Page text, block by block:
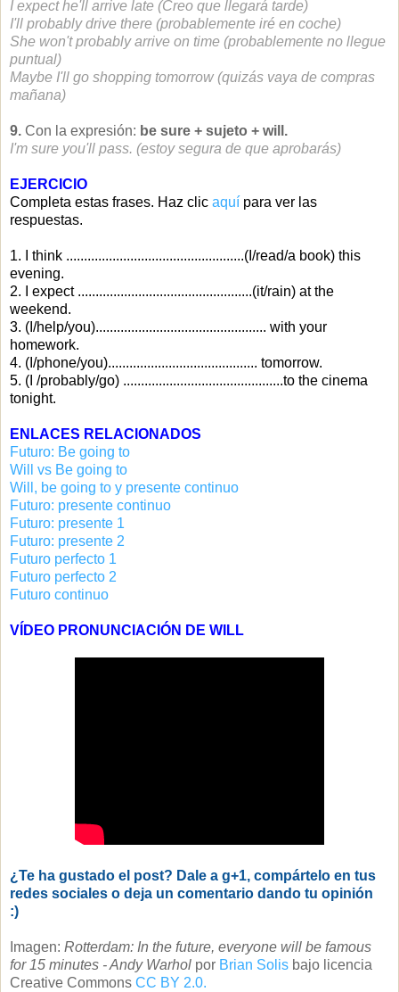
I expect he'll arrive late (Creo que llegará tarde)
I'll probably drive there (probablemente iré en coche)
She won't probably arrive on time (probablemente no llegue
puntual)
Maybe I'll go shopping tomorrow (quizás vaya de compras
mañana)
9.Con la expresión: be sure + sujeto + will.
I'm sure you'll pass. (estoy segura de que aprobarás)
EJERCICIO
Completa estas frases. Haz clicaquí para ver las
respuestas.
1. I think ..................................................(I/read/a book) this
evening.
2. I expect .................................................(it/rain) at the
weekend.
3. (I/help/you)................................................ with your
homework.
4. (I/phone/you).......................................... tomorrow.
5. (I /probably/go) .............................................to the cinema
tonight.
ENLACES RELACIONADOS
Futuro: Be going to
Will vs Be going to
Will, be going to y presente continuo
Futuro: presente continuo
Futuro: presente 1
Futuro: presente 2
Futuro perfecto 1
Futuro perfecto 2
Futuro continuo
VÍDEO PRONUNCIACIÓN DE WILL
¿Te ha gustado el post? Dale a g+1, compártelo en tus
redes sociales o deja un comentario dando tu opinión
:)
Imagen:Rotterdam: In the future, everyone will be famous
for 15 minutes - Andy Warhol por Brian Solis bajo licencia
Creative CommonsCC BY 2.0.